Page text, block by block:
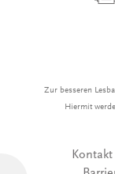
Zur besseren
Hiermit
Kontakt